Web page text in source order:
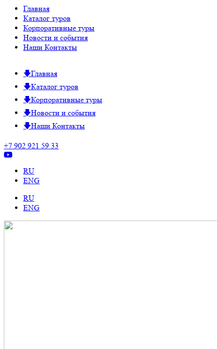
Главная
Каталог туров
Корпоративные туры
Новости и события
Наши Контакты
Главная
Каталог туров
Корпоративные туры
Новости и события
Наши Контакты
+7 902 921 59 33
RU
ENG
RU
ENG